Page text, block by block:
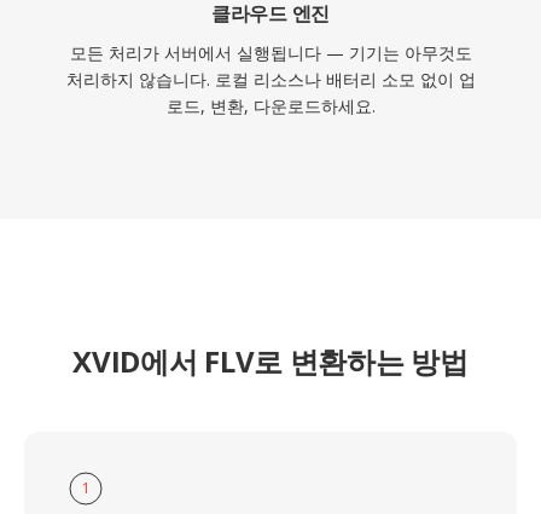
클라우드 엔진
모든 처리가 서버에서 실행됩니다 — 기기는 아무것도
처리하지 않습니다. 로컬 리소스나 배터리 소모 없이 업
로드, 변환, 다운로드하세요.
XVID에서 FLV로 변환하는 방법
1